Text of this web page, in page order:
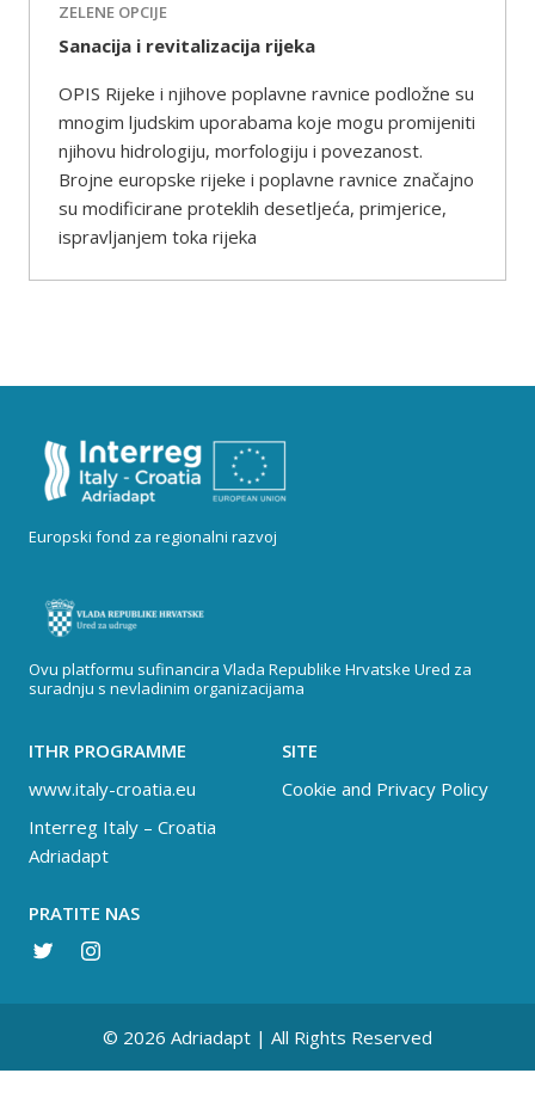
ZELENE OPCIJE
Sanacija i revitalizacija rijeka
OPIS Rijeke i njihove poplavne ravnice podložne su
mnogim ljudskim uporabama koje mogu promijeniti
njihovu hidrologiju, morfologiju i povezanost.
Brojne europske rijeke i poplavne ravnice značajno
su modificirane proteklih desetljeća, primjerice,
ispravljanjem toka rijeka
Europski fond za regionalni razvoj
Ovu platformu sufinancira Vlada Republike Hrvatske Ured za
suradnju s nevladinim organizacijama
ITHR PROGRAMME
www.italy-croatia.eu
Interreg Italy – Croatia
Adriadapt
SITE
Cookie and Privacy Policy
PRATITE NAS
© 2026 Adriadapt | All Rights Reserved